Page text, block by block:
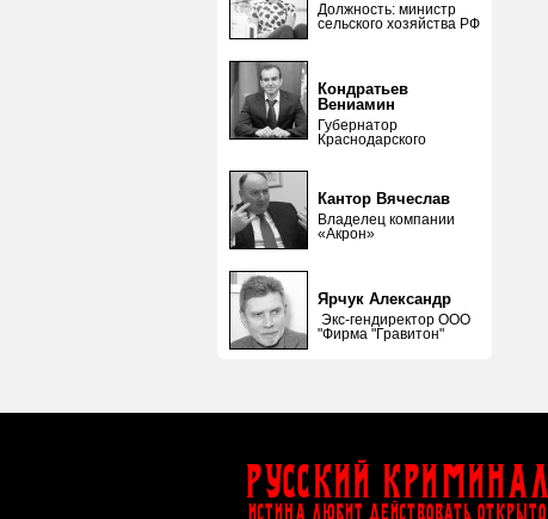
Должность: министр
сельского хозяйства РФ
Кондратьев
Вениамин
Губернатор
Краснодарского
Кантор Вячеслав
Владелец компании
«Акрон»
Ярчук Александр
Экс-гендиректор ООО
"Фирма "Гравитон"
Русский Криминал
ИСТИНА ЛЮБИТ ДЕЙСТВОВАТЬ ОТКРЫТО